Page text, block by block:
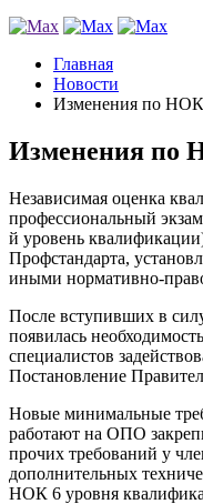
Главная
Новости
Изменения по НОК
Изменения по
Независимая оценка
профессиональный
й уровень
Профстандарта,
иными нормативно-
После вступивших в
появилась
специалистов
Постановление
Новые минимальные
работают на ОПО
прочих требований у
дополнительных
НОК 6 уровня